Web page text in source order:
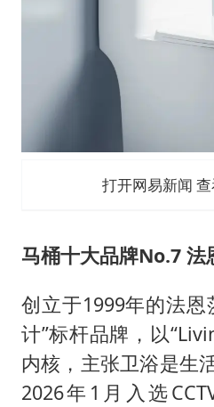
打开网易新闻
马桶十大品牌No.7 法
创立于1999年的法恩
计”标杆品牌，以
内核，主张卫浴是生
2026年1月入选